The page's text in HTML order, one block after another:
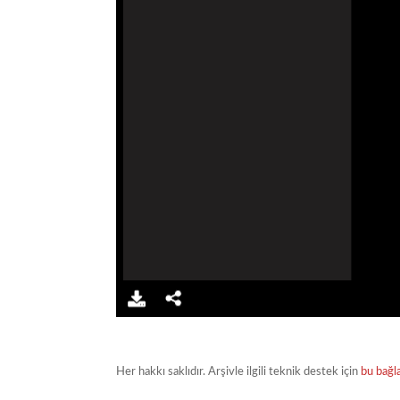
Her hakkı saklıdır. Arşivle ilgili teknik destek için bu